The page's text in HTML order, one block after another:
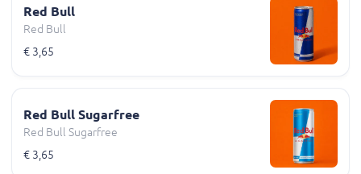
Red Bull
Red Bull
€ 3,65
Red Bull Sugarfree
Red Bull Sugarfree
€ 3,65